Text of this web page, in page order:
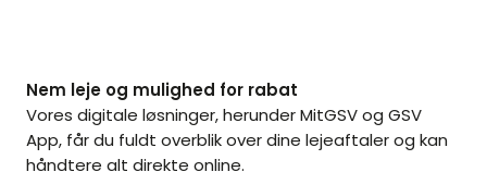
Nem leje og mulighed for rabat
Vores digitale løsninger, herunder MitGSV og GSV
App, får du fuldt overblik over dine lejeaftaler og kan
håndtere alt direkte online.